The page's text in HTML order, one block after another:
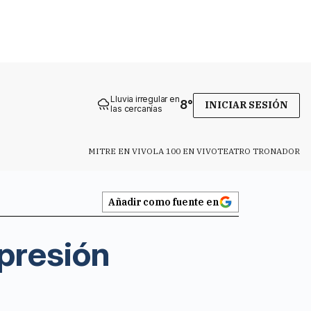
Lluvia irregular en
las cercanías
8° INICIAR SESIÓN
MITRE EN VIVOLA 100 EN VIVOTEATRO TRONADOR
Añadir como fuente en